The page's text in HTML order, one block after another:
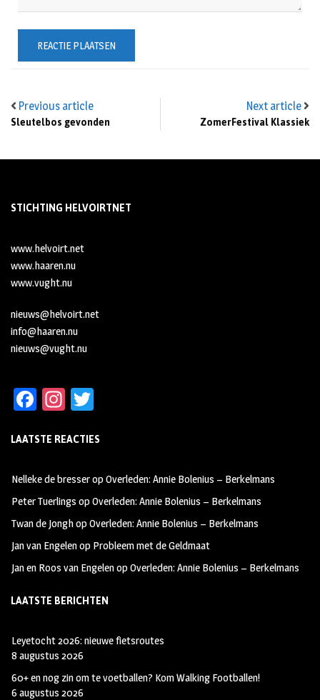
Previous article
Sleutelbos gevonden
Next article
ZomerFestival Klassiek
STICHTING HELVOIRTNET
www.helvoirt.net
www.haaren.nu
www.vught.nu
nieuws@helvoirt.net
info@haaren.nu
nieuws@vught.nu
Fa
b
oo
k
In
ag
m
tt
LAATSTE REACTIES
Nelleke de bresseropOverleden: Annie Bolenius – Berkelmans
Peter Tuerlings opOverleden: Annie Bolenius – Berkelmans
Twan de JonghopOverleden: Annie Bolenius – Berkelmans
Jan van Engelenop Probleem met de Geldmaat
Jan en Roos van EngelenopOverleden: Annie Bolenius – Berkelmans
LAATSTE BERICHTEN
Leyetocht 2026: nieuwe fietsroutes
8 augustus 2026
60+ en nog zin om te voetballen? Kom Walking Footballen!
6 augustus 2026